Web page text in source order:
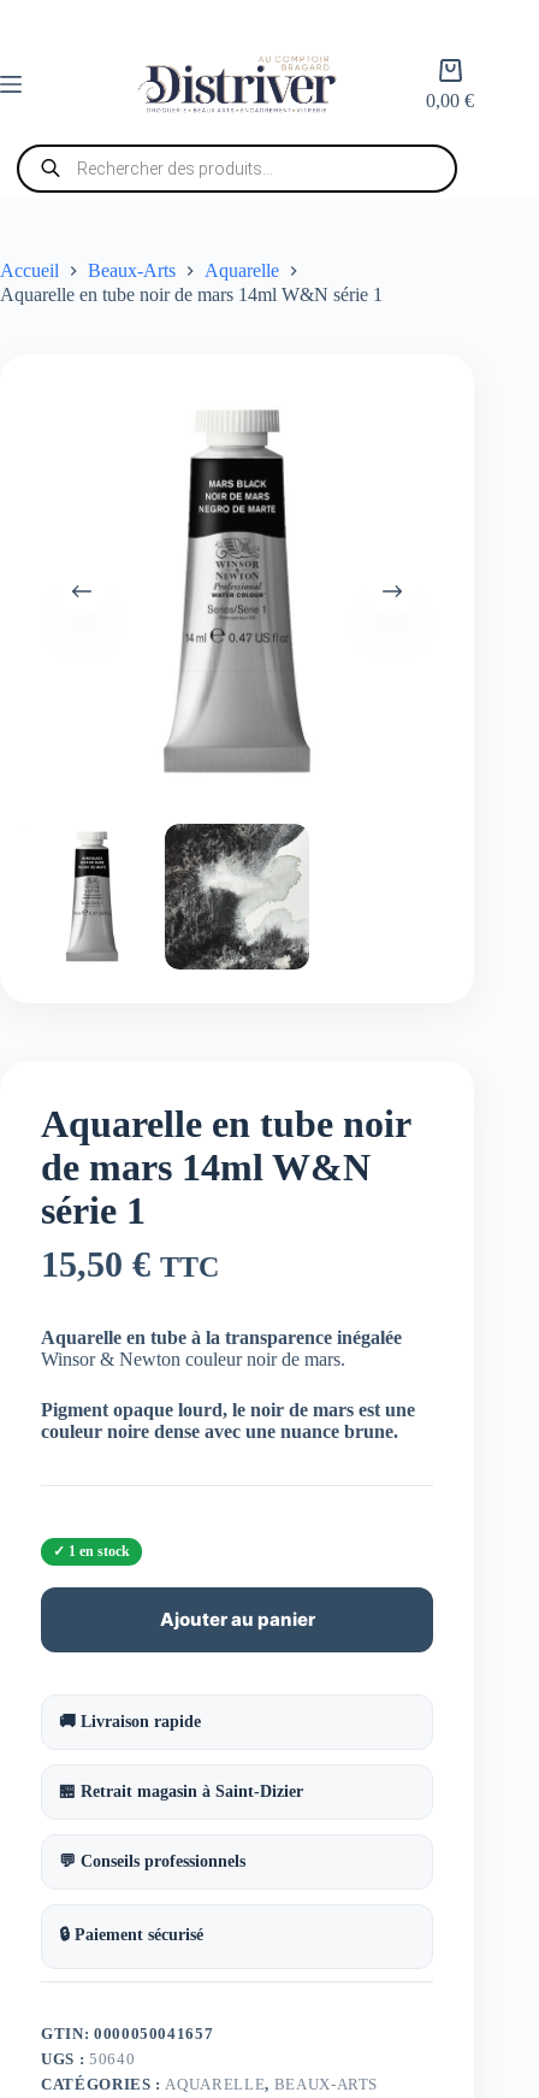
Panier
d’achat
0,00€
Recherche
de
produits
Accueil Beaux-Arts
Aquarelle
Aquarelle en tube noir de mars 14ml W&N série 1
Aquarelle en tube noir
de mars 14ml W&N
série 1
15,50 € TTC
Aquarelle en tube à la transparence inégalée
Winsor & Newton couleur noir de mars.
Pigment opaque lourd, le noir de mars est une
couleur noire dense avec une nuance brune.
1 en stock
Ajouter au panier
🚚 Livraison rapide
🏪 Retrait magasin à Saint-Dizier
💬 Conseils professionnels
🔒 Paiement sécurisé
GTIN: 0000050041657
UGS : 50640
CATÉGORIES : AQUARELLE, BEAUX-ARTS